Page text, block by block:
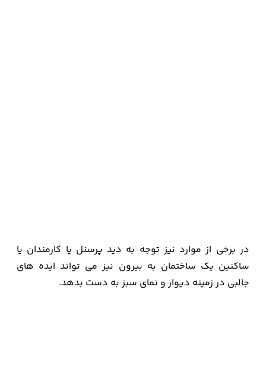
در برخی از موارد نیز توجه به دید پرسنل یا کارمندان یا
ساکنین یک ساختمان به بیرون نیز می تواند ایده های
جالبی در زمینه دیوار و نمای سبز به دست بدهد.